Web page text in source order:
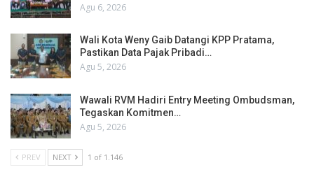
Agu 6, 2026
Wali Kota Weny Gaib Datangi KPP Pratama,
Pastikan Data Pajak Pribadi…
Agu 5, 2026
Wawali RVM Hadiri Entry Meeting Ombudsman,
Tegaskan Komitmen…
Agu 5, 2026
PREV NEXT 1 of 1.146